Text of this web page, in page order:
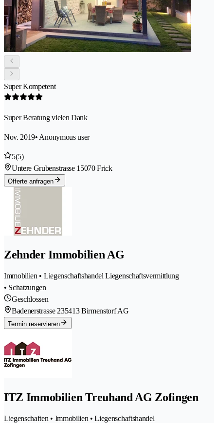
Super Kompetent
Super Beratung vielen Dank
Nov. 2019• Anonymous user
5(5)
Untere Grubenstrasse 1 5070 Frick
Offerte anfragen
Zehnder Immobilien AG
Immobilien • Liegenschaftshandel Liegenschaftsvermittlung
• Schatzungen
Geschlossen
Badenerstrasse 235413 Birmenstorf AG
Termin reservieren
ITZ Immobilien Treuhand AG Zofingen
Liegenschaften • Immobilien • Liegenschaftshandel